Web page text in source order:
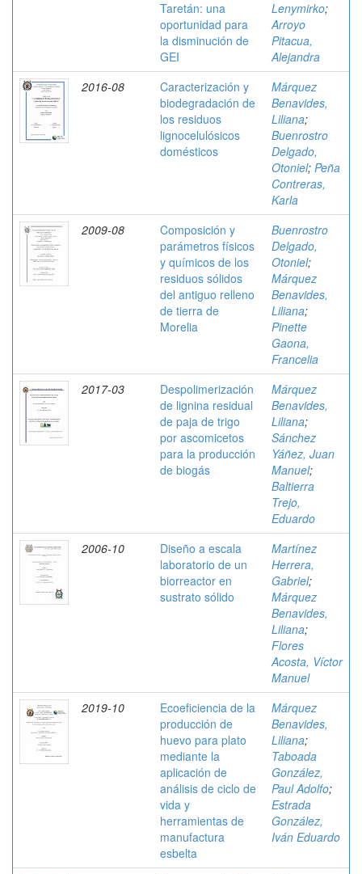
Taretán: una
oportunidad para
la disminución de
GEI
Lenymirko;
Arroyo
Pitacua,
Alejandra
2016-08
Caracterización y
biodegradación de
los residuos
lignocelulósicos
domésticos
Márquez
Benavides,
Liliana;
Buenrostro
Delgado,
Otoniel; Peña
Contreras,
Karla
2009-08
Composición y
parámetros físicos
y químicos de los
residuos sólidos
del antiguo relleno
de tierra de
Morelia
Buenrostro
Delgado,
Otoniel;
Márquez
Benavides,
Liliana;
Pinette
Gaona,
Francelia
2017-03
Despolimerización
de lignina residual
de paja de trigo
por ascomicetos
para la producción
de biogás
Márquez
Benavides,
Liliana;
Sánchez
Yáñez, Juan
Manuel;
Baltierra
Trejo,
Eduardo
2006-10
Diseño a escala
laboratorio de un
biorreactor en
sustrato sólido
Martínez
Herrera,
Gabriel;
Márquez
Benavides,
Liliana;
Flores
Acosta, Víctor
Manuel
2019-10
Ecoeficiencia de la
producción de
huevo para plato
mediante la
aplicación de
análisis de ciclo de
vida y
herramientas de
manufactura
esbelta
Márquez
Benavides,
Liliana;
Taboada
González,
Paul Adolfo;
Estrada
González,
Iván Eduardo